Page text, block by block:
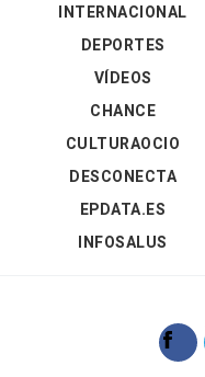
INTERNACIONAL
DEPORTES
VÍDEOS
CHANCE
CULTURAOCIO
DESCONECTA
EPDATA.ES
INFOSALUS